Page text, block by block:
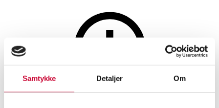
Samtykke Detaljer Om